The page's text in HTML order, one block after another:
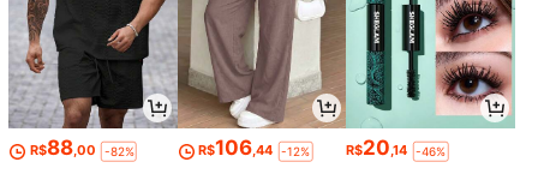
R$88,00 -82% R$106,44 -12% R$20,14 -46%